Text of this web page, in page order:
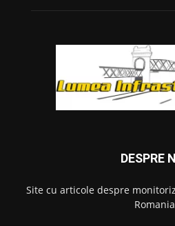
DESPRE
Site cu articole despre
Romania